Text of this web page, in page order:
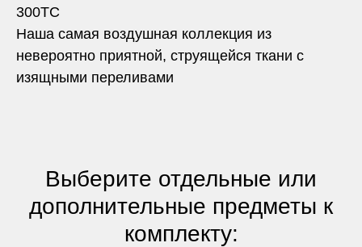
300TC
Наша самая воздушная коллекция из
невероятно приятной, струящейся ткани с
изящными переливами
Выберите отдельные или
дополнительные предметы к
комплекту: